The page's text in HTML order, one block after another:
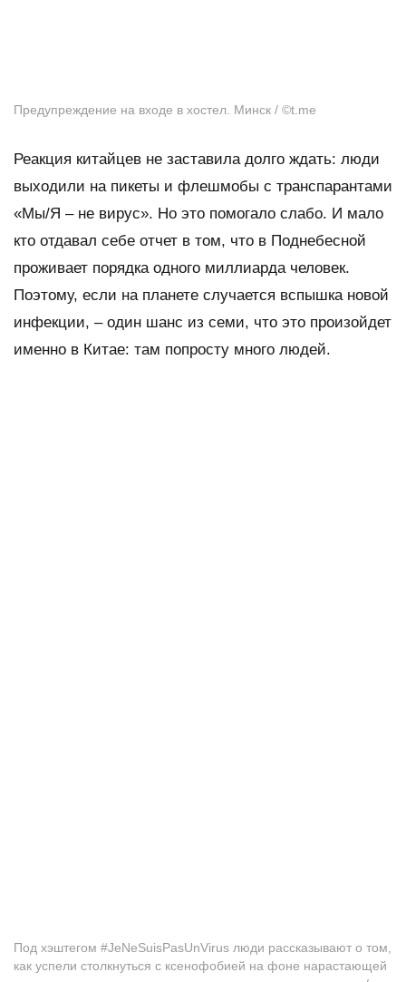
Предупреждение на входе в хостел. Минск / ©t.me
Реакция китайцев не заставила долго ждать: люди
выходили на пикеты и флешмобы с транспарантами
«Мы/Я – не вирус». Но это помогало слабо. И мало
кто отдавал себе отчет в том, что в Поднебесной
проживает порядка одного миллиарда человек.
Поэтому, если на планете случается вспышка новой
инфекции, – один шанс из семи, что это произойдет
именно в Китае: там попросту много людей.
Под хэштегом #JeNeSuisPasUnVirus люди рассказывают о том,
как успели столкнуться с ксенофобией на фоне нарастающей